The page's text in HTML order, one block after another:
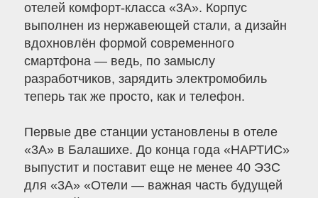
отелей комфорт-класса «3А». Корпус
выполнен из нержавеющей стали, а дизайн
вдохновлён формой современного
смартфона — ведь, по замыслу
разработчиков, зарядить электромобиль
теперь так же просто, как и телефон.
Первые две станции установлены в отеле
«3А» в Балашихе. До конца года «НАРТИС»
выпустит и поставит еще не менее 40 ЭЗС
для «3А» «Отели — важная часть будущей